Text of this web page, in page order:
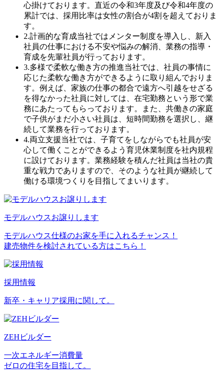
心掛けております。直近の令和3年度及び令和4年度の
累計では、採用比率は女性の割合が4割を超えておりま
す。
2.計画的な育成当社ではメンター制度を導入し、新入
社員の仕事における不安や悩みの解消、業務の指導・
育成を先輩社員が行っております。
3.多様で柔軟な働き方の推進当社では、社員の事情に
応じた柔軟な働き方ができるように取り組んでおりま
す。例えば、家族の仕事の都合で遠方へ引越をせざる
を得なかった社員に対しては、在宅勤務という形で業
務にあたってもらっております。また、共働きの家庭
で子供がまだ小さい社員は、短時間勤務を選択し、継
続して業務を行っております。
4.両立支援当社では、子育てをしながらでも社員が安
心して働くことができるよう育児休業制度を社内規程
に設けております。業務経験を積んだ社員は当社の貴
重な戦力でありますので、そのような社員が継続して
働ける環境つくりを目指してまいります。
モデルハウスお譲りします
モデルハウス仕様のお家を手に入れるチャンス！
建売物件を検討されている方はこちら！
採用情報
新卒・キャリア採用に関して。
ZEHビルダー
一次エネルギー消費量
ゼロの住宅を目指して。